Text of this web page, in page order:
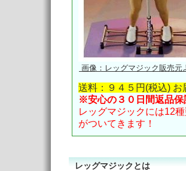
画像：レッグマジック販売元
送料：９４５円(税込)
※安心の３０日間返品保
レッグマジックには12
がついてきます！
レッグマジックとは